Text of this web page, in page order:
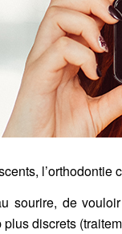
l’orthodontie
sourire, de
discrets